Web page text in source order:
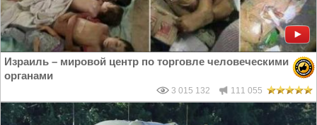
Израиль – мировой центр по торговле человеческими
органами
3 015 132 111 055